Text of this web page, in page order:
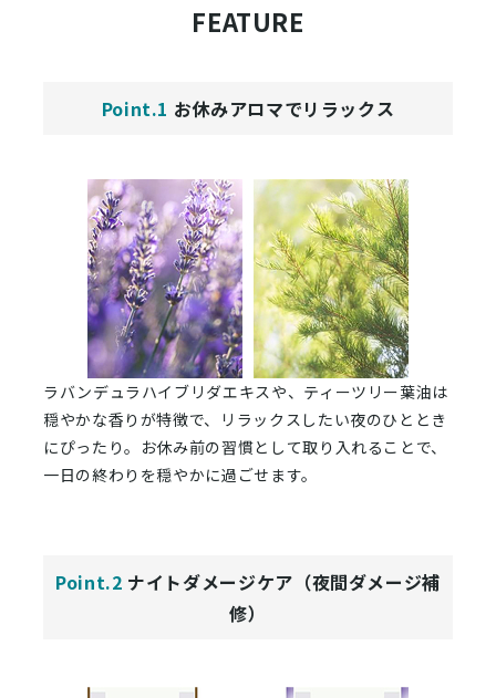
FEATURE
Point.1 お休みアロマでリラックス
ラバンデュラハイブリダエキスや、ティーツリー葉油は
穏やかな香りが特徴で、リラックスしたい夜のひととき
にぴったり。お休み前の習慣として取り入れることで、
一日の終わりを穏やかに過ごせます。
Point.2 ナイトダメージケア（夜間ダメージ補
修）